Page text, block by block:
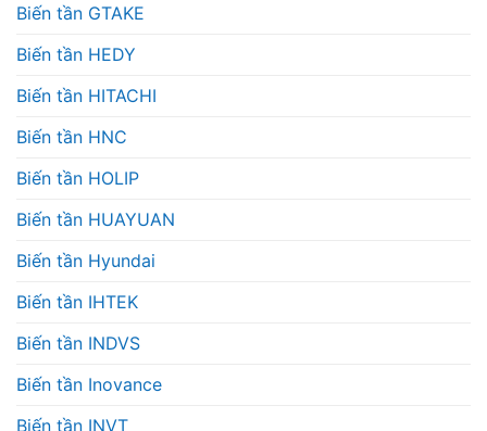
Biến tần GTAKE
Biến tần HEDY
Biến tần HITACHI
Biến tần HNC
Biến tần HOLIP
Biến tần HUAYUAN
Biến tần Hyundai
Biến tần IHTEK
Biến tần INDVS
Biến tần Inovance
Biến tần INVT